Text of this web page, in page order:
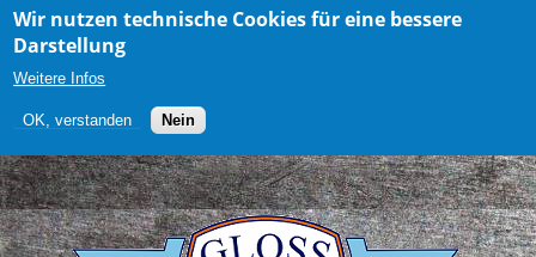
Wir nutzen technische Cookies für eine bessere
Darstellung
Weitere Infos
OK, verstanden Nein
Direkt zum Inhalt